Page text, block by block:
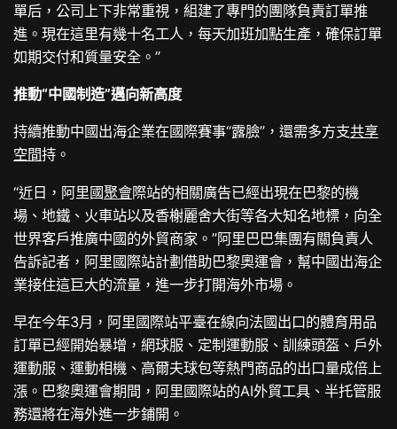
單后，公司上下非常重視，組建了專門的團隊負責訂單推
進。現在這里有幾十名工人，每天加班加點生產，確保訂單
如期交付和質量安全。”
推動“中國制造”邁向新高度
持續推動中國出海企業在國際賽事“露臉”，還需多方支共享
空間持。
“近日，阿里國聚會際站的相關廣告已經出現在巴黎的機
場、地鐵、火車站以及香榭麗舍大街等各大知名地標，向全
世界客戶推廣中國的外貿商家。”阿里巴巴集團有關負責人
告訴記者，阿里國際站計劃借助巴黎奧運會，幫中國出海企
業接住這巨大的流量，進一步打開海外市場。
早在今年3月，阿里國際站平臺在線向法國出口的體育用品
訂單已經開始暴增，網球服、定制運動服、訓練頭盔、戶外
運動服、運動相機、高爾夫球包等熱門商品的出口量成倍上
漲。巴黎奧運會期間，阿里國際站的AI外貿工具、半托管服
務還將在海外進一步鋪開。